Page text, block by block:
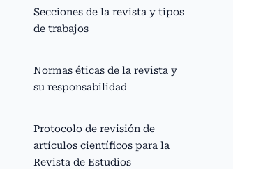
Secciones de la revista y tipos
de trabajos
Normas éticas de la revista y
su responsabilidad
Protocolo de revisión de
artículos científicos para la
Revista de Estudios